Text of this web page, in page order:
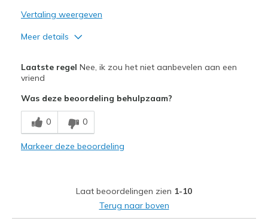
Vertaling weergeven
Meer details
Attractive Design
Breathe Well
Stylish
Minpunten
Beste toepassingen
Laatste regel Nee, ik zou het niet aanbevelen aan een
vriend
Was deze beoordeling behulpzaam?
0 0
Markeer deze beoordeling
Laat beoordelingen zien 1-10
Terug naar boven